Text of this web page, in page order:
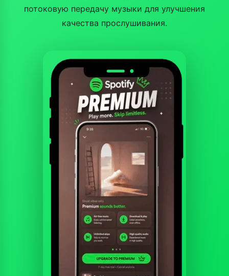
потоковую передачу музыки для улучшения
качества прослушивания.